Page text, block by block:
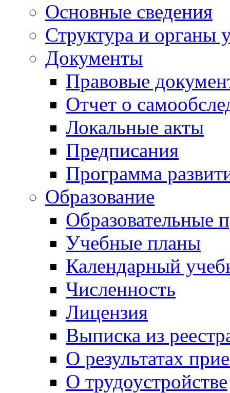
Основные сведения
Структура и органы
Документы
Правовые
Отчет о
Локальные акты
Предписания
Программа
Образование
Образовательные
Учебные планы
Календарный
Численность
Лицензия
Выписка из
О результатах
О трудоустройстве